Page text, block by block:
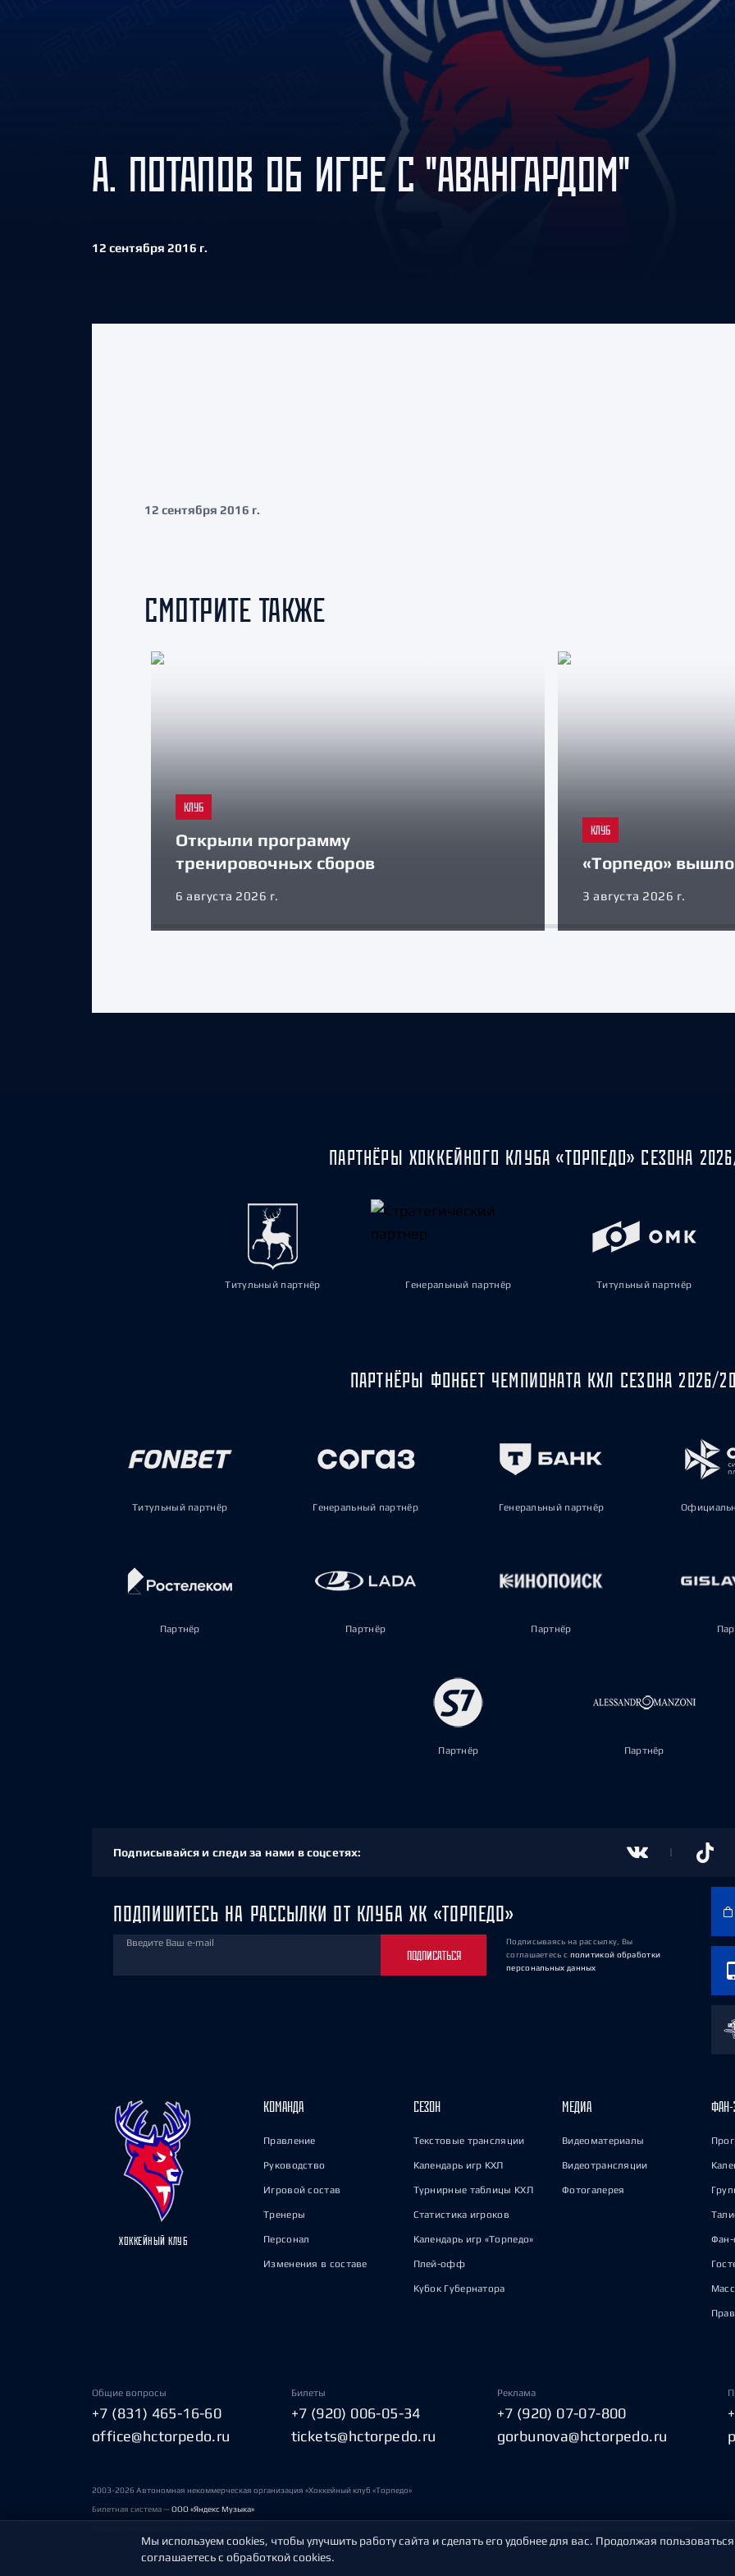
Амур
Барыс
Салават Юлаев
Сибирь
А. ПОТАПОВ ОБ ИГРЕ С "АВАНГАРДОМ"
12 сентября 2016 г.
12 сентября 2016 г.
СМОТРИТЕ ТАКЖЕ
КЛУБ
Открыли программу
тренировочных сборов
6 августа 2026 г.
КЛУБ
«Торпедо» вышло
3 августа 2026 г.
ПАРТНЁРЫ ХОККЕЙНОГО КЛУБА «ТОРПЕДО» СЕЗОНА
Титульный партнёр Генеральный партнёр Титульный партнёр
ПАРТНЁРЫ ФОНБЕТ ЧЕМПИОНАТА КХЛ СЕЗОНА 2026/
Титульный партнёр Генеральный партнёр Генеральный партнёр
Партнёр Партнёр Партнёр
Партнёр Партнёр
Подписывайся и следи за нами в соцсетях:
ПОДПИШИТЕСЬ НА РАССЫЛКИ ОТ КЛУБА ХК «ТОРПЕДО»
Введите Ваш e-mail
ПОДПИСАТЬСЯ
Подписываясь на рассылку, Вы
соглашаетесь с политикой обработки
персональных данных
ХОККЕЙНЫЙ КЛУБ
КОМАНДА
Правление
Руководство
Игровой состав
Тренеры
Персонал
Изменения в составе
СЕЗОН
Текстовые трансляции
Календарь игр КХЛ
Турнирные таблицы КХЛ
Статистика игроков
Календарь игр «Торпедо»
Плей-офф
Кубок Губернатора
МЕДИА
Видеоматериалы
Видеотрансляции
Фотогалерея
ФАН-
Фан-
Общие вопросы
+7 (831) 465-16-60
office@hctorpedo.ru
Билеты
+7 (920) 006-05-34
tickets@hctorpedo.ru
Реклама
+7 (920) 07-07-800
gorbunova@hctorpedo.ru
2003-2026 Автономная некоммерческая организация «Хоккейный клуб «Торпедо»
Билетная система —ООО «Яндекс Музыка»
Мы используем cookies, чтобы улучшить работу сайта и сделать его удобнее для вас. Продолжая
соглашаетесь с обработкой cookies.